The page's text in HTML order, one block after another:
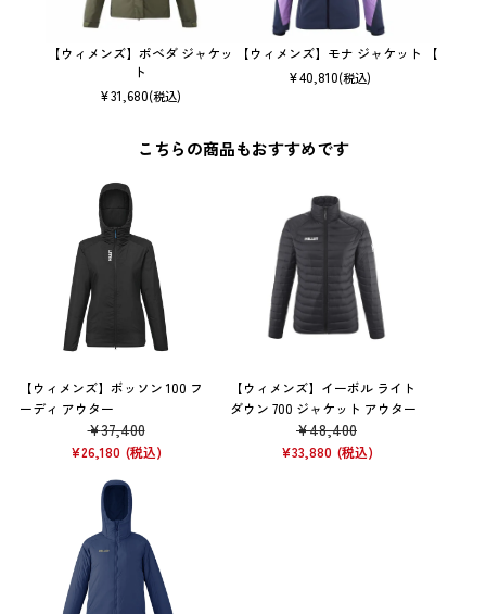
【ウィメンズ】ポベダ ジャケッ
ト
¥31,680(税込)
【ウィメンズ】モナ ジャケット
¥40,810(税込)
【ウィ
こちらの商品もおすすめです
【ウィメンズ】ボッソン 100 フ
ーディ アウター
¥37,400
¥26,180
【ウィメンズ】イーボル ライト
ダウン 700 ジャケット アウター
¥48,400
¥33,880